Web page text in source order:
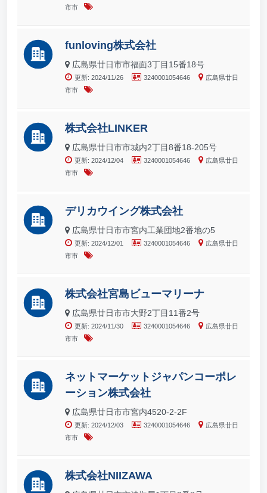
市市
funloving株式会社
広島県廿日市市福面3丁目15番18号
更新: 2024/11/26 3240001054646
広島県廿日
市市
株式会社LINKER
広島県廿日市市城内2丁目8番18-205号
更新: 2024/12/04 3240001054646
広島県廿日
市市
デリカウイング株式会社
広島県廿日市市宮内工業団地2番地の5
更新: 2024/12/01 3240001054646
広島県廿日
市市
株式会社宮島ビューマリーナ
広島県廿日市市大野2丁目11番2号
更新: 2024/11/30 3240001054646
広島県廿日
市市
ネットマーケットジャパンコーポレ
ーション株式会社
広島県廿日市市宮内4520-2-2F
更新: 2024/12/03 3240001054646
広島県廿日
市市
株式会社NIIZAWA